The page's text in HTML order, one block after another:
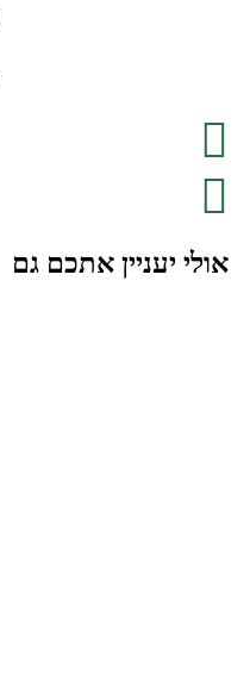
אולי יעניין אתכם גם